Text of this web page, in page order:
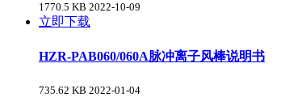
1770.5 KB 2022-10-09
立即下载
HZR-PAB060/060A脉冲离子风棒说明书
735.62 KB 2022-01-04